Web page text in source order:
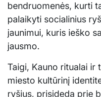
bendruomenės, kurti
palaikyti socialinius
jaunimui, kuris ieško
jausmo.
Taigi, Kauno ritualai ir
miesto kultūrinį
ryšius, prisideda prie